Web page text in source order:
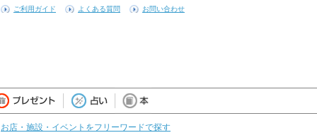
ご利用ガイド よくある質問 お問い合わせ
お店・施設・イベントをフリーワードで探す